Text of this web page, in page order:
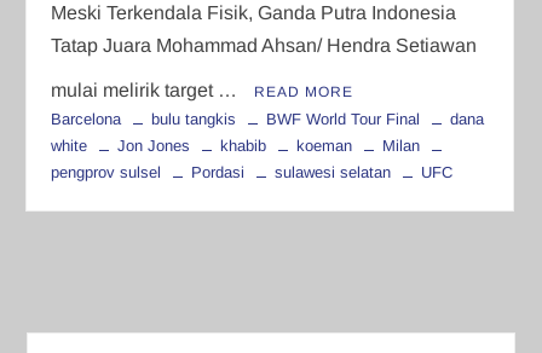
Meski Terkendala Fisik, Ganda Putra Indonesia
Tatap Juara Mohammad Ahsan/ Hendra Setiawan
mulai melirik target … READ MORE
Barcelona bulu tangkis BWF World Tour Final
dana
white
Jon Jones khabib koeman
Milan
pengprov sulsel
Pordasi sulawesi selatan UFC